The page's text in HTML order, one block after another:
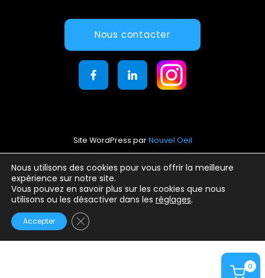
0
Nous utilisons des cookies pour vous offrir la meilleure
expérience sur notre site.
Vous pouvez en savoir plus sur les cookies que nous
utilisons ou les désactiver dans les réglages.
Accepter Fermer la bannière des cookies GDPR
Nous contacter
Site WordPress parNouvel Oeil
Mentions légales
Conditions générales d’utilisation
Politique de confidentialité